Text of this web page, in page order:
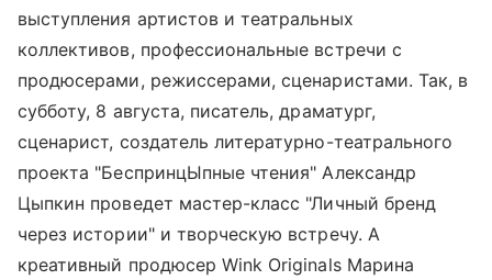
выступления артистов и театральных
коллективов, профессиональные встречи с
продюсерами, режиссерами, сценаристами. Так, в
субботу, 8 августа, писатель, драматург,
сценарист, создатель литературно-театрального
проекта "БеспринцЫпные чтения" Александр
Цыпкин проведет мастер-класс "Личный бренд
через истории" и творческую встречу. А
креативный продюсер Wink Originals Марина